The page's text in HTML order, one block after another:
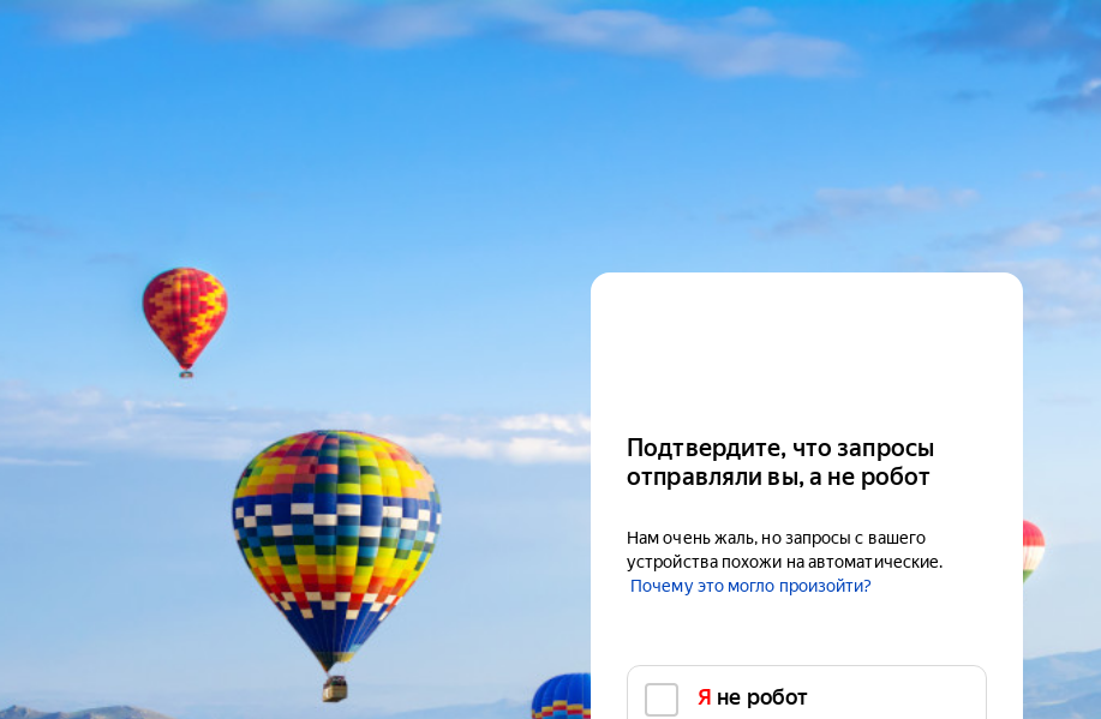
Подтвердите, что запросы
отправляли вы, а не робот
Нам очень жаль, но запросы с вашего
устройства похожи на автоматические.
Почему это могло произойти?
Я не робот